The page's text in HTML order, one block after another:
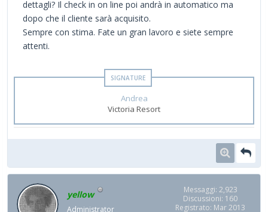
dettagli? Il check in on line poi andrà in automatico ma
dopo che il cliente sarà acquisito.
Sempre con stima. Fate un gran lavoro e siete sempre
attenti.
Andrea
Victoria Resort
yellow
Administrator
Messaggi: 2,923
Discussioni: 160
Registrato: Mar 2013